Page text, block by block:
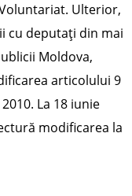
Ulterior,
cu deputați din mai
Moldova,
articolului 9
La 18 iunie
modificarea la